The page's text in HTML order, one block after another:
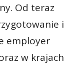
Od teraz
i
employer
w krajach